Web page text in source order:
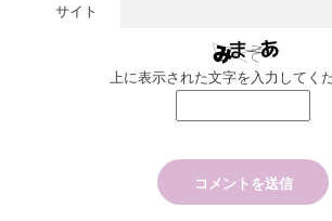
サイト
上に表示された文字を入力してくだ